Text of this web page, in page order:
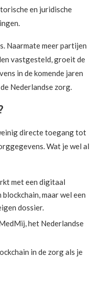
en juridische
Naarmate meer partijen
vastgesteld, groeit de
in de komende jaren
Nederlandse zorg.
directe toegang tot
Wat je wel al
met een digitaal
maar wel een
dossier.
het Nederlandse
in de zorg als je